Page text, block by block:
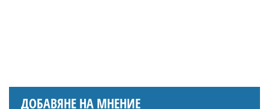
ДОБАВЯНЕ НА МНЕНИЕ